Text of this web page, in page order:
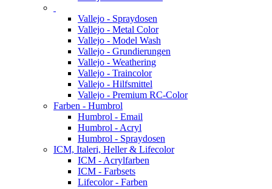
Vallejo - Spraydosen
Vallejo - Metal Color
Vallejo - Model Wash
Vallejo - Grundierungen
Vallejo - Weathering
Vallejo - Traincolor
Vallejo - Hilfsmittel
Vallejo - Premium RC-Color
Farben - Humbrol
Humbrol - Email
Humbrol - Acryl
Humbrol - Spraydosen
ICM, Italeri, Heller & Lifecolor
ICM - Acrylfarben
ICM - Farbsets
Lifecolor - Farben